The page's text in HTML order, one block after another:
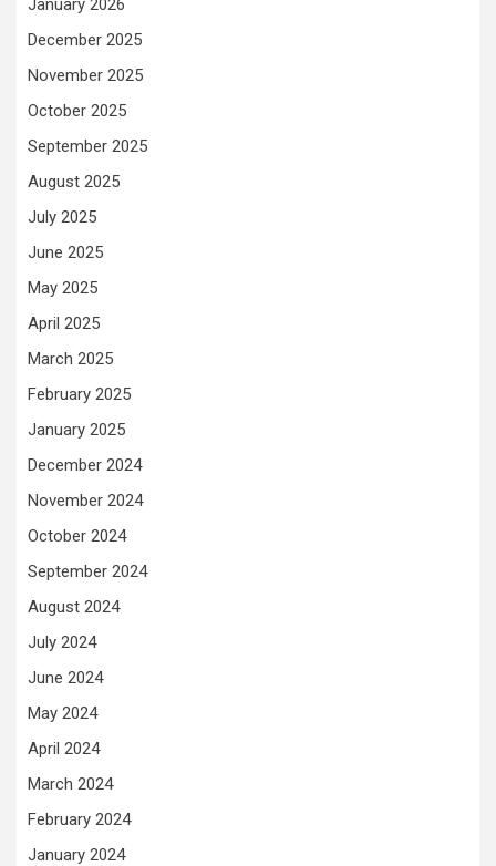
December 2025
November 2025
October 2025
September 2025
August 2025
July 2025
June 2025
May 2025
April 2025
March 2025
February 2025
January 2025
December 2024
November 2024
October 2024
September 2024
August 2024
July 2024
June 2024
May 2024
April 2024
March 2024
February 2024
January 2024